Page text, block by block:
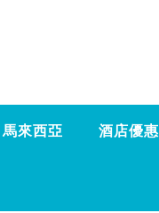
馬來西亞 酒店優惠